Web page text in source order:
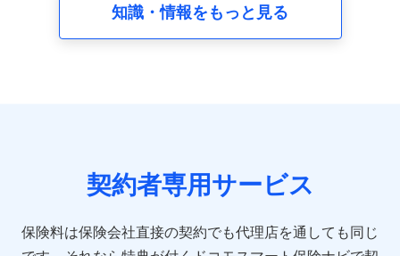
の内容、保険料、保険料のお支払方法、車のメーカーや
走行距離などの情報、建物の構造や築年数などの情報、
険契約に関する情報。例として、保険契約者及び被保険
者の氏名、住所、生年月日、性別、保険契約者と被保険
報、建物の構造や築年数などの情報、ペットの種類や年
知識・情報をもっと見る
契約者専用サービス
保険料は保険会社直接の契約でも代理店を通しても同じ